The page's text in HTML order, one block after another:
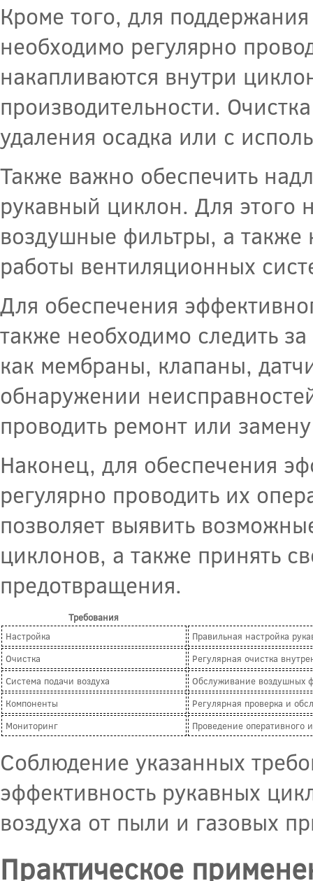
Кроме того, для
необходимо регулярно
накапливаются внутри
производительности.
удаления осадка или с
Также важно обеспечить
рукавный циклон. Для этого
воздушные фильтры, а также
работы вентиляционных
Для обеспечения
также необходимо следить
как мембраны, клапаны,
обнаружении
проводить ремонт или
Наконец, для обеспечения
регулярно проводить их
позволяет выявить
циклонов, а также принять
предотвращения.
Требования
Настройка
Правильная настройка
Очистка
Регулярная очистка
Система подачи воздуха
Обслуживание воздушных
Компоненты
Регулярная проверка и
Мониторинг
Проведение оперативного
Соблюдение указанных
эффективность рукавных
воздуха от пыли и газовых
Практическое